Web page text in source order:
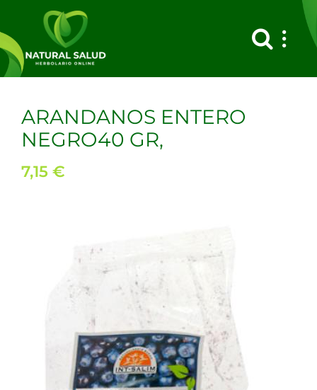
contenido
ARANDANOS ENTERO
NEGRO40 GR,
7,15 €